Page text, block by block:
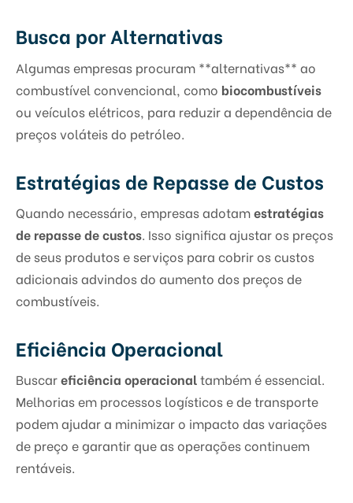
Busca por Alternativas
Algumas empresas procuram **alternativas** ao
combustível convencional, como biocombustíveis
ou veículos elétricos, para reduzir a dependência de
preços voláteis do petróleo.
Estratégias de Repasse de Custos
Quando necessário, empresas adotamestratégias
de repasse de custos. Isso significa ajustar os preços
de seus produtos e serviços para cobrir os custos
adicionais advindos do aumento dos preços de
combustíveis.
Eficiência Operacional
Buscareficiência operacionaltambém é essencial.
Melhorias em processos logísticos e de transporte
podem ajudar a minimizar o impacto das variações
de preço e garantir que as operações continuem
rentáveis.